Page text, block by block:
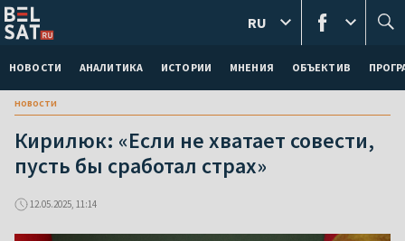
НОВОСТИ АНАЛИТИКА ИСТОРИИ МНЕНИЯ ОБЪЕКТИВ
RU
новости
Кирилюк: «Если не хватает совести,
пусть бы сработал страх»
12.05.2025, 11:14